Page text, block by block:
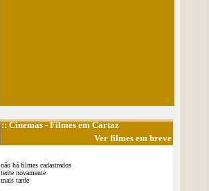
::Cinemas- Filmes em Cartaz
Ver filmes em breve
não há filmes cadastrados
tente novamente
mais tarde